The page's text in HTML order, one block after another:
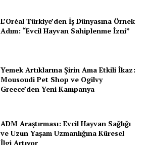
L’Oréal Türkiye’den İş Dünyasına Örnek
Adım: “Evcil Hayvan Sahiplenme İzni”
Yemek Artıklarına Şirin Ama Etkili İkaz:
Mousoudi Pet Shop ve Ogilvy
Greece’den Yeni Kampanya
ADM Araştırması: Evcil Hayvan Sağlığı
ve Uzun Yaşam Uzmanlığına Küresel
İlgi Artıyor